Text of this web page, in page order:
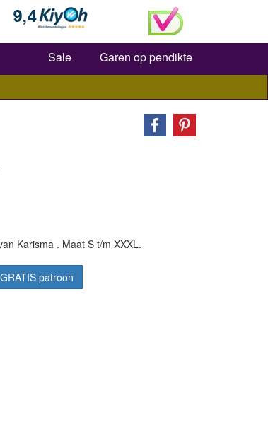
Sale Garen op pendikte
Karisma . Maat S t/m XXXL.
patroon